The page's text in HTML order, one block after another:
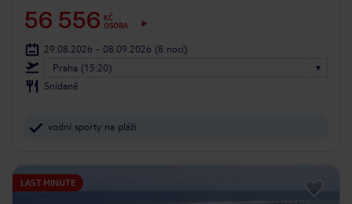
56 556 KČ
OSOBA
29.08.2026 - 08.09.2026 (8 nocí)
Praha (15:20)
Snídaně
vodní sporty na pláži
LAST MINUTE